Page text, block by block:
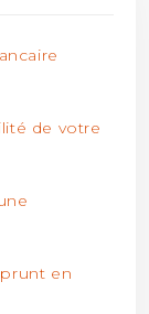
de votre
en